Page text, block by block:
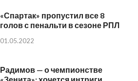
«Спартак» пропустил все 8
голов с пенальти в сезоне РПЛ
01.05.2022
Радимов — о чемпионстве